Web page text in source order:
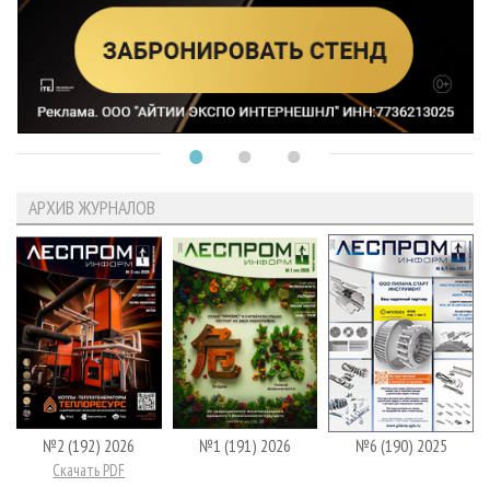
АРХИВ ЖУРНАЛОВ
№2 (192) 2026
Скачать PDF
№1 (191) 2026 №6 (190) 2025